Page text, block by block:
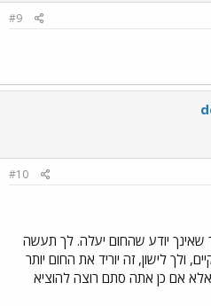
#9
#10
שאינך יודע שהחום יעלה. לך תעשה
ולך לישון, זה יוריד את החום יותר
אלא אם כן אתה סתם רוצה להוציא